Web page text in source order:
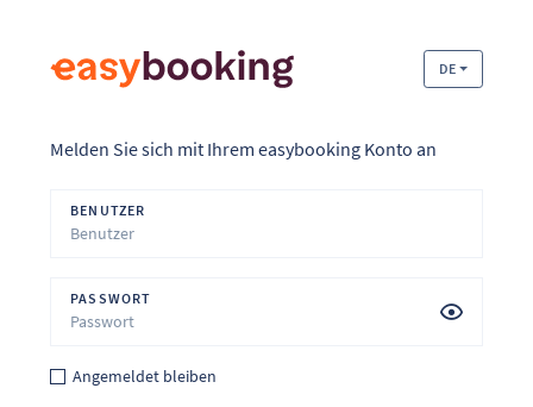
DE
Melden Sie sich mit Ihrem easybooking Konto an
BENUTZER
PASSWORT
Angemeldet bleiben